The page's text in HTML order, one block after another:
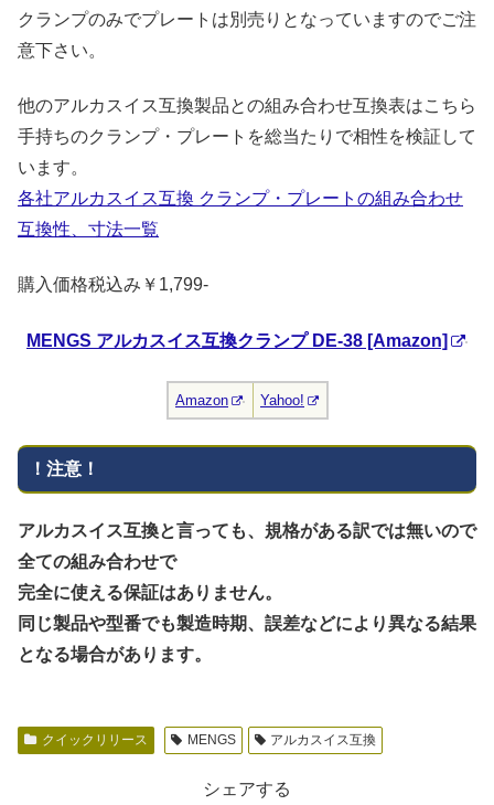
クランプのみでプレートは別売りとなっていますのでご注
意下さい。
他のアルカスイス互換製品との組み合わせ互換表はこちら
手持ちのクランプ・プレートを総当たりで相性を検証して
います。
各社アルカスイス互換 クランプ・プレートの組み合わせ
互換性、寸法一覧
購入価格税込み￥1,799-
MENGS アルカスイス互換クランプ DE-38 [Amazon]
Amazon Yahoo!
！注意！
アルカスイス互換と言っても、規格がある訳では無いので
全ての組み合わせで
完全に使える保証はありません。
同じ製品や型番でも製造時期、誤差などにより異なる結果
となる場合があります。
クイックリリース MENGS アルカスイス互換
シェアする